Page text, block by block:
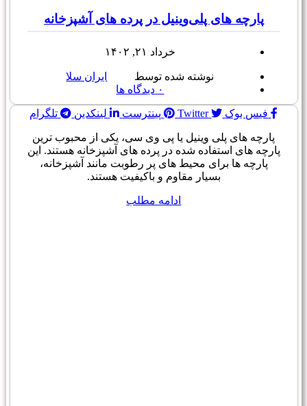
پارچه های پلی‌وینیل در پرده های آشپزخانه
خرداد ۲۱, ۱۴۰۲
نوشته شده توسط
ایران سلا
۰ دیدگاه ها
فیس بوک Twitter پینترست لینکدین تلگرام
پارچه های پلی وینیل یا پی وی سی، یکی از محبوب ترین
پارچه های استفاده شده در پرده های آشپزخانه هستند. این
پارچه ها برای محیط های پر رطوبت مانند آشپزخانه،
بسیار مقاوم و باکیفیت هستند.
ادامه مطلب